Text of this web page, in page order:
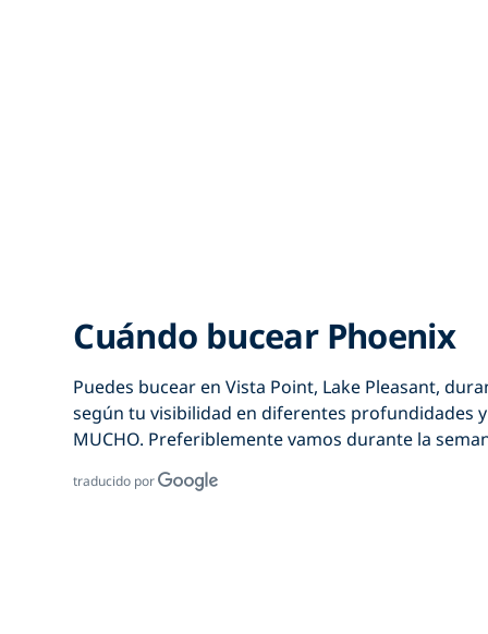
Cuándo bucear Phoenix
Puedes bucear en Vista Point, Lake Pleasant,
según tu visibilidad en diferentes profundidades
MUCHO. Preferiblemente vamos durante la
traducido por